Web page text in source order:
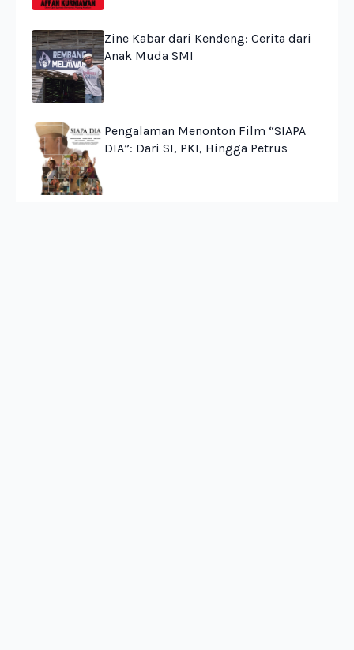
Zine Kabar dari Kendeng: Cerita dari
Anak Muda SMI
Pengalaman Menonton Film “SIAPA
DIA”: Dari SI, PKI, Hingga Petrus